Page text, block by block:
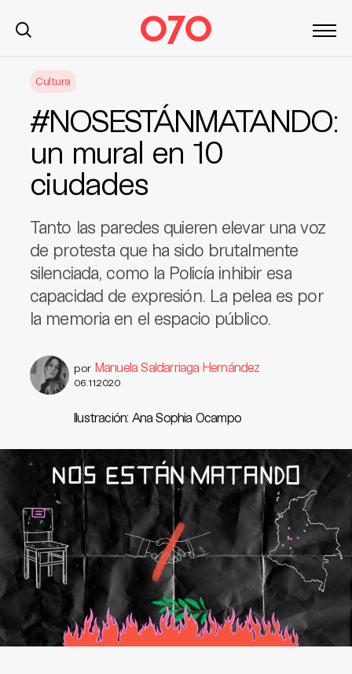
Cultura
#NOSESTÁNMATANDO:
un mural en 10
ciudades
Tanto las paredes quieren elevar una voz
de protesta que ha sido brutalmente
silenciada, como la Policía inhibir esa
capacidad de expresión. La pelea es por
la memoria en el espacio público.
por Manuela Saldarriaga Hernández
06.11.2020
Ilustración: Ana Sophia Ocampo